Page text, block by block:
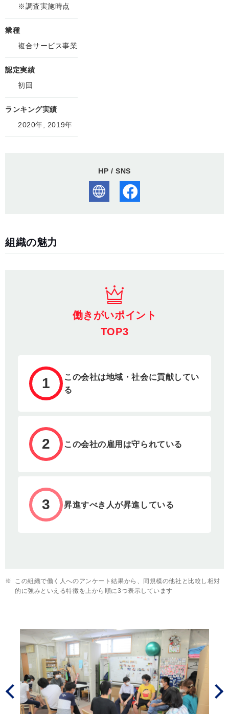
※調査実施時点
業種
複合サービス事業
認定実績
初回
ランキング実績
2020年, 2019年
HP / SNS
組織の魅力
働きがいポイント
TOP3
1
この会社は地域・社会に貢献してい
る
2 この会社の雇用は守られている
3 昇進すべき人が昇進している
※
この組織で働く人へのアンケート結果から、同規模の他社と比較し相対
的に強みといえる特徴を上から順に3つ表示しています
Next
Prev